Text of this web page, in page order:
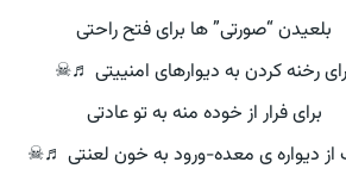
بلعیدن “صورتی” ها برای فتح راحتی
رخنه کردن به دیوارهای امنییتی ♬☠
برای فرار از خوده منه به تو عادتی
دیواره ی معده-ورود به خون لعنتی ♬☠